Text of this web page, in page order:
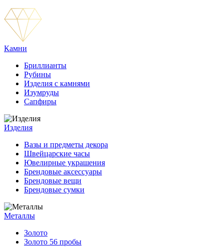
Камни
Бриллианты
Рубины
Изделия с камнями
Изумруды
Сапфиры
Изделия
Вазы и предметы декора
Швейцарские часы
Ювелирные украшения
Брендовые аксессуары
Брендовые вещи
Брендовые сумки
Металлы
Золото
Золото 56 пробы